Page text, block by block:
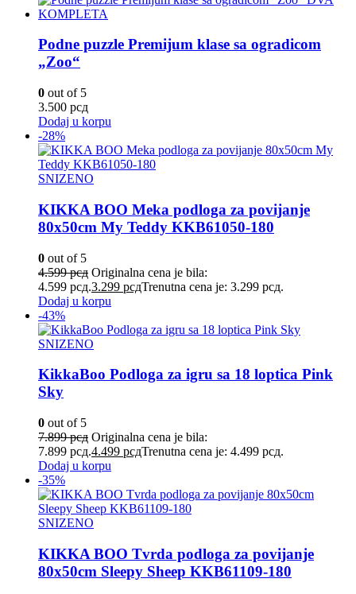
Podne puzzle Premijum klase sa ogradicom
„Zoo“
0 out of 5
3.500 рсд
Dodaj u korpu
-28%
SNIZENO
KIKKA BOO Meka podloga za povijanje
80х50cm My Teddy KKB61050-180
0 out of 5
4.599рсд Originalna cena je bila:
4.599 рсд.3.299 рсдTrenutna cena je: 3.299 рсд.
Dodaj u korpu
-43%
SNIZENO
KikkaBoo Podloga za igru sa 18 loptica Pink
Sky
0 out of 5
7.899рсд Originalna cena je bila:
7.899 рсд.4.499 рсдTrenutna cena je: 4.499 рсд.
Dodaj u korpu
-35%
SNIZENO
KIKKA BOO Tvrda podloga za povijanje
80x50cm Sleepy Sheep KKB61109-180